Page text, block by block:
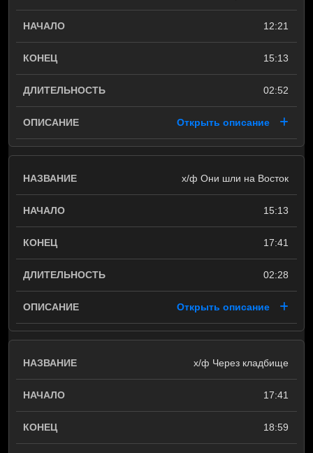
12:21
15:13
02:52
Открыть описание
х/ф Они шли на Восток
15:13
17:41
02:28
Открыть описание
х/ф Через кладбище
17:41
18:59